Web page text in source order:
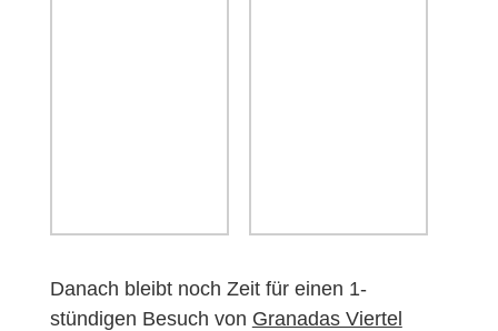
Danach bleibt noch Zeit für einen 1-
stündigen Besuch von Granadas Viertel